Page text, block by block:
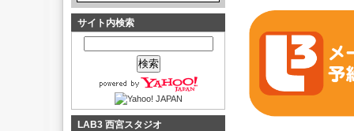
サイト内検索
LAB3 西宮スタジオ